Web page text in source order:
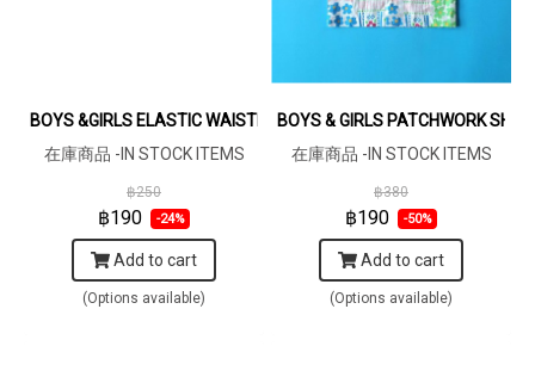
BOYS &GIRLS ELASTIC WAISTBAND SHORTS / 100% PRINTED
在庫商品 -IN STOCK ITEMS
฿250
฿190 -24%
Add to cart
(Options available)
BOYS & GIRLS PATCHWORK
在庫商品 -IN STOCK ITEMS
฿380
฿190 -50%
Add to cart
(Options available)